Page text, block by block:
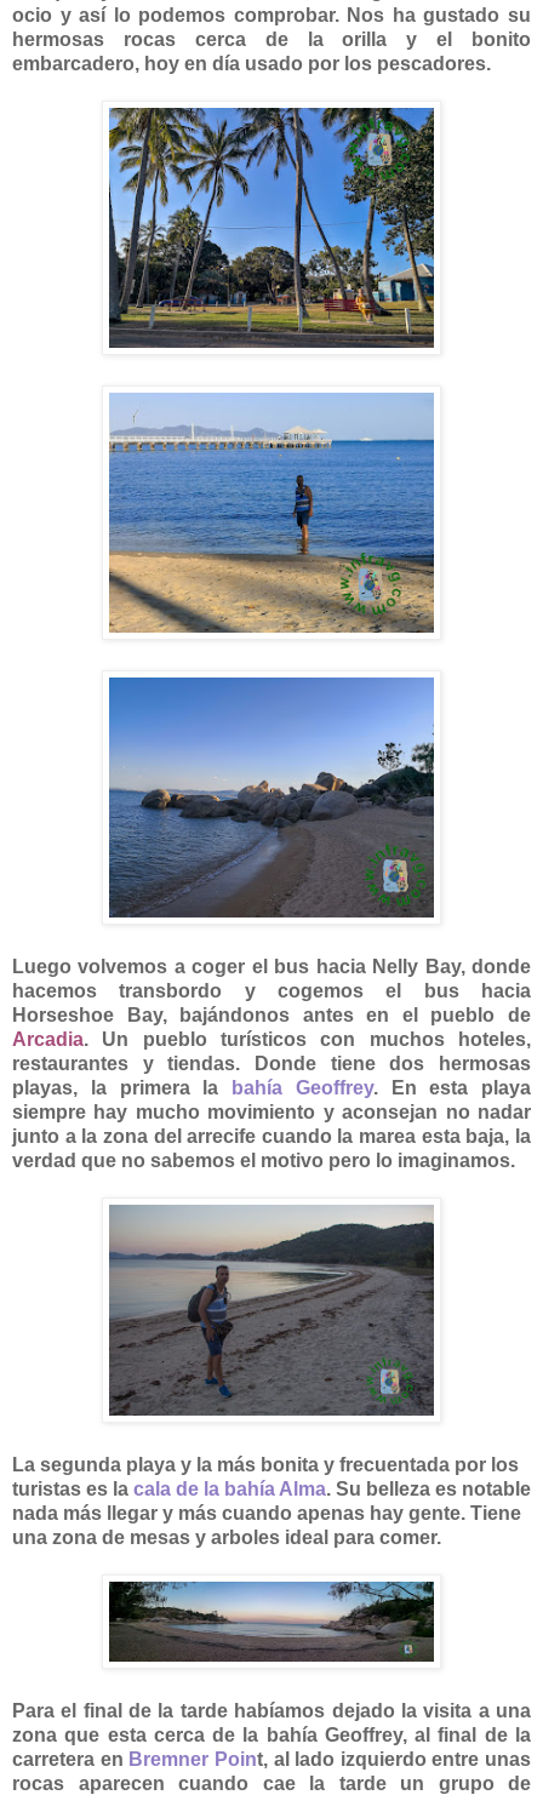
ocio y así lo podemos comprobar. Nos ha gustado su
hermosas rocas cerca de la orilla y el bonito
embarcadero, hoy en día usado por los pescadores.
Luego volvemos a coger el bus hacia Nelly Bay, donde
hacemos transbordo y cogemos el bus hacia
Horseshoe Bay, bajándonos antes en el pueblo de
Arcadia. Un pueblo turísticos con muchos hoteles,
restaurantes y tiendas. Donde tiene dos hermosas
playas, la primera la
bahía Geoffrey. En esta playa
siempre hay mucho movimiento y aconsejan no nadar
junto a la zona del arrecife cuando la marea esta baja, la
verdad que no sabemos el motivo pero lo imaginamos.
La segunda playa y la más bonita y frecuentada por los
turistas es la cala de la bahía Alma. Su belleza es notable
nada más llegar y más cuando apenas hay gente. Tiene
una zona de mesas y arboles ideal para comer.
Para el final de la tarde habíamos dejado la visita a una
zona que esta cerca de la bahía Geoffrey, al final de la
carretera en Bremner Point, al lado izquierdo entre unas
rocas aparecen cuando cae la tarde un grupo de